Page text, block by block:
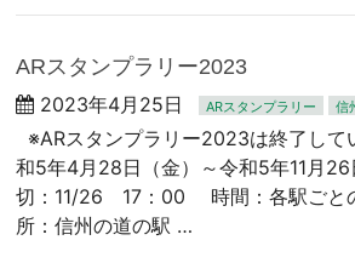
ARスタンプラリー2023
2023年4月25日 ARスタンプラリー 信
※ARスタンプラリー2023は終了し
和5年4月28日（金）～令和5年11月
切：11/26 17：00 時間：各駅ごと
所：信州の道の駅 …